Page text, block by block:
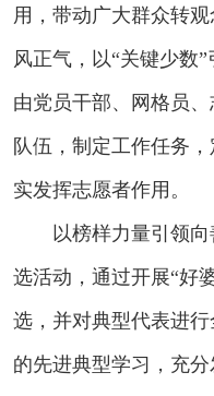
用，带动广大群众转
风正气，以“关键少数
由党员干部、网格员
队伍，制定工作任务
实发挥志愿者作用。
以榜样力量引领向
选活动，通过开展“好
选，并对典型代表进
的先进典型学习，充分